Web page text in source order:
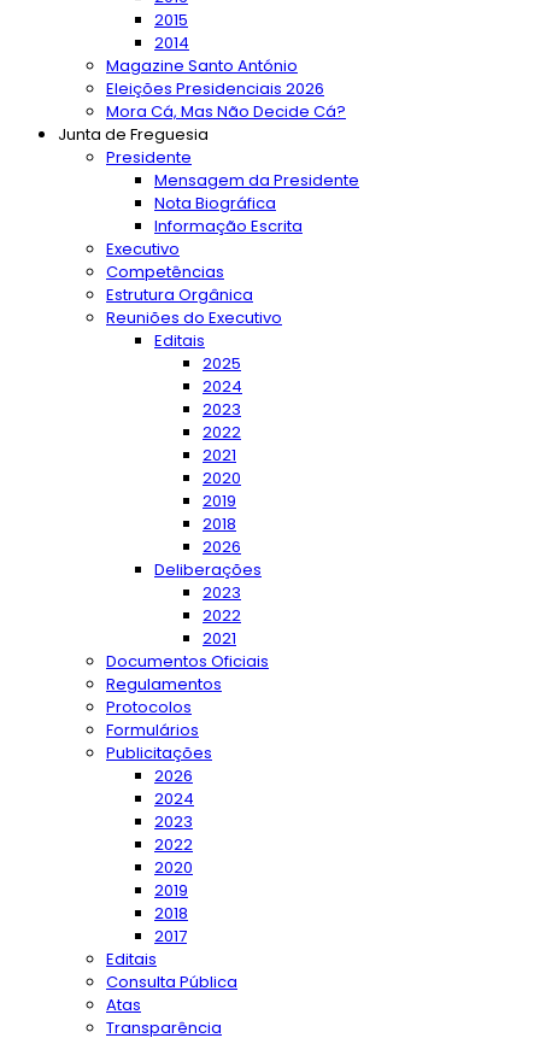
2015
2014
Magazine Santo António
Eleições Presidenciais 2026
Mora Cá, Mas Não Decide Cá?
Junta de Freguesia
Presidente
Mensagem da Presidente
Nota Biográfica
Informação Escrita
Executivo
Competências
Estrutura Orgânica
Reuniões do Executivo
Editais
2025
2024
2023
2022
2021
2020
2019
2018
2026
Deliberações
2023
2022
2021
Documentos Oficiais
Regulamentos
Protocolos
Formulários
Publicitações
2026
2024
2023
2022
2020
2019
2018
2017
Editais
Consulta Pública
Atas
Transparência